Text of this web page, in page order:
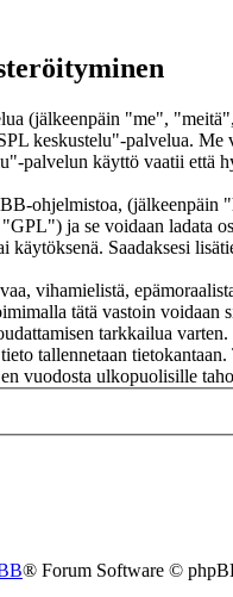
(jälkeenpäin "me",
keskustelu"-palvelua. Me
palvelun käyttö vaatii että
ohjelmistoa,
ja se voidaan ladata
käytöksenä. Saadaksesi
vihamielistä,
tätä vastoin voidaan
tarkkailua
tallennetaan
vuodosta ulkopuolisille
® Forum Software ©